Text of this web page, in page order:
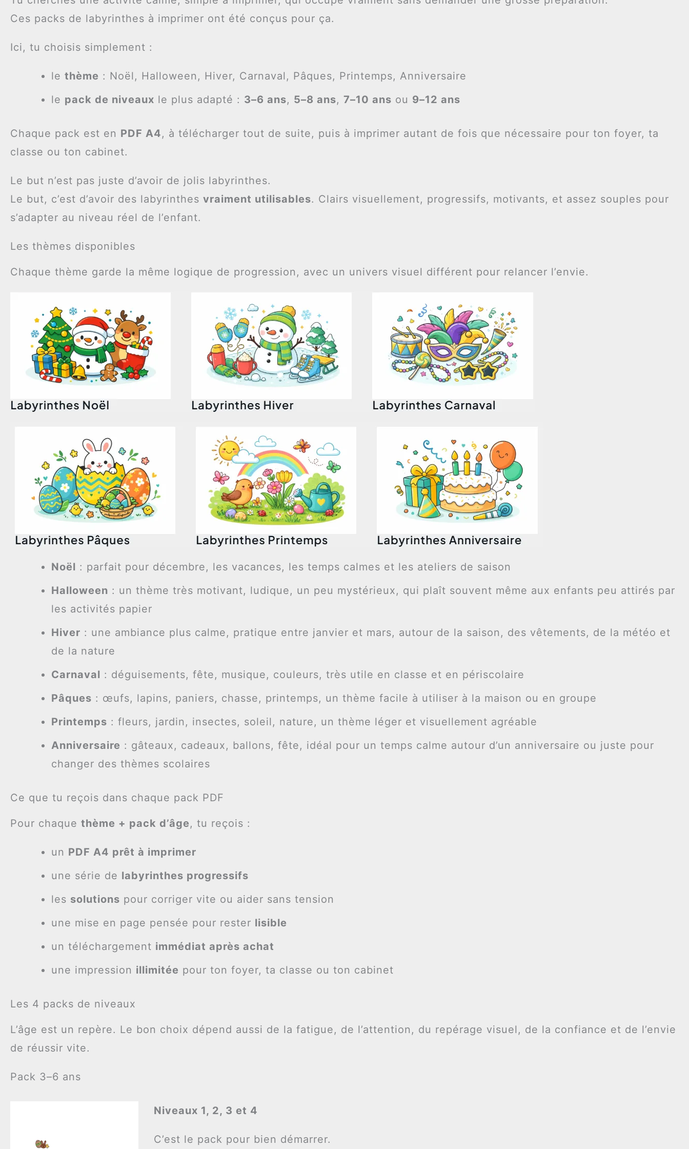
Ces packs de labyrinthes à imprimer ont été conçus pour ça.
Ici, tu choisis simplement :
le thème : Noël, Halloween, Hiver, Carnaval, Pâques, Printemps, Anniversaire
le pack de niveaux le plus adapté : 3–6 ans, 5–8 ans, 7–10 ans ou 9–12 ans
Chaque pack est en PDF A4, à télécharger tout de suite, puis à imprimer autant de fois que nécessaire pour ton foyer, ta
classe ou ton cabinet.
Le but n’est pas juste d’avoir de jolis labyrinthes.
Le but, c’est d’avoir des labyrinthes vraiment utilisables. Clairs visuellement, progressifs, motivants, et assez souples pour
s’adapter au niveau réel de l’enfant.
Les thèmes disponibles
Chaque thème garde la même logique de progression, avec un univers visuel différent pour relancer l’envie.
Noël : parfait pour décembre, les vacances, les temps calmes et les ateliers de saison
Halloween : un thème très motivant, ludique, un peu mystérieux, qui plaît souvent même aux enfants peu attirés par
les activités papier
Hiver : une ambiance plus calme, pratique entre janvier et mars, autour de la saison, des vêtements, de la météo et
de la nature
Carnaval : déguisements, fête, musique, couleurs, très utile en classe et en périscolaire
Pâques : œufs, lapins, paniers, chasse, printemps, un thème facile à utiliser à la maison ou en groupe
Printemps : fleurs, jardin, insectes, soleil, nature, un thème léger et visuellement agréable
Anniversaire : gâteaux, cadeaux, ballons, fête, idéal pour un temps calme autour d’un anniversaire ou juste pour
changer des thèmes scolaires
Ce que tu reçois dans chaque pack PDF
Pour chaque thème + pack d’âge, tu reçois :
un PDF A4 prêt à imprimer
une série de labyrinthes progressifs
les solutions pour corriger vite ou aider sans tension
une mise en page pensée pour rester lisible
un téléchargement immédiat après achat
une impression illimitée pour ton foyer, ta classe ou ton cabinet
Les 4 packs de niveaux
L’âge est un repère. Le bon choix dépend aussi de la fatigue, de l’attention, du repérage visuel, de la confiance et de l’envie
de réussir vite.
Pack 3–6 ans
Niveaux 1, 2, 3 et 4
C’est le pack pour bien démarrer.